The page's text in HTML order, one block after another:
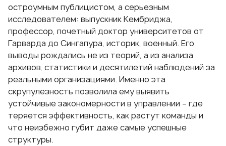
остроумным публицистом, а серьезным
исследователем: выпускник Кембриджа,
профессор, почетный доктор университетов от
Гарварда до Сингапура, историк, военный. Его
выводы рождались не из теорий, а из анализа
архивов, статистики и десятилетий наблюдений за
реальными организациями. Именно эта
скрупулезность позволила ему выявить
устойчивые закономерности в управлении – где
теряется эффективность, как растут команды и
что неизбежно губит даже самые успешные
структуры.